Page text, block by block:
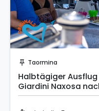
push_pin Taormina
Halbtägiger
Giardini Naxosa